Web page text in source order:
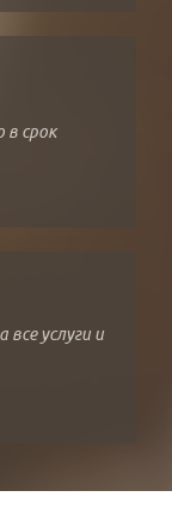
срок
услуги и